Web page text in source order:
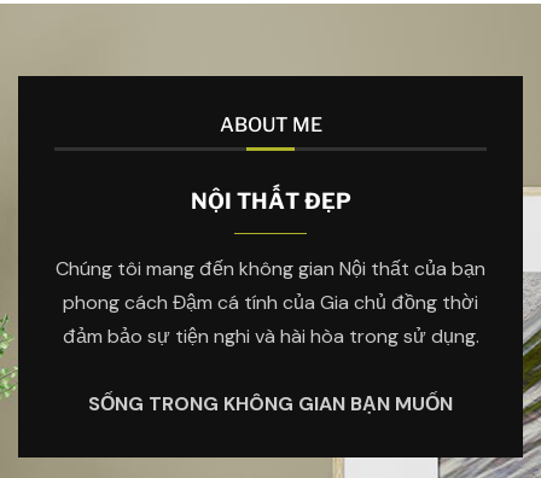
ABOUT ME
NỘI THẤT ĐẸP
Chúng tôi mang đến không gian Nội thất của bạn
phong cách Đậm cá tính của Gia chủ đồng thời
đảm bảo sự tiện nghi và hài hòa trong sử dụng.
SỐNG TRONG KHÔNG GIAN BẠN MUỐN